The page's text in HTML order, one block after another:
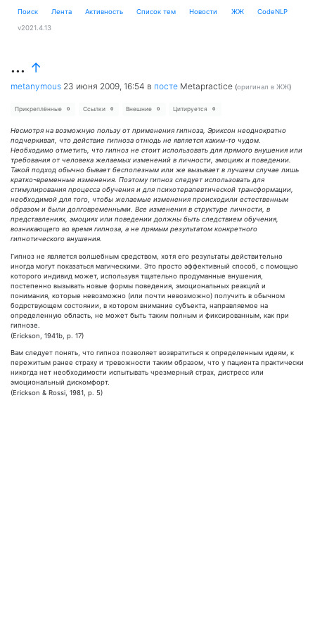
Поиск Лента Активность Cписок тем Новости ЖЖ CodeNLP
v2021.4.13
... ↑
metanymous 23 июня 2009, 16:54 в посте Metapractice (оригинал в ЖЖ)
Прикреплённые 0 Ссылки 0 Внешние 0 Цитируется 0
Несмотря на возможную пользу от применения гипноза, Эриксон неоднократно
подчеркивал, что действие гипноза отнюдь не является каким-то чудом.
Необходимо отметить, что гипноз не стоит использовать для прямого внушения или
требования от человека желаемых изменений в личности, эмоциях и поведении.
Такой подход обычно бывает бесполезным или же вызывает в лучшем случае лишь
кратко¬временные изменения. Поэтому гипноз следует использовать для
стимулирования процесса обучения и для психотерапевтической трансформации,
необходимой для того, чтобы желаемые изменения происходили естественным
образом и были долговременными. Все изменения в структуре личности, в
представлениях, эмоциях или поведении должны быть следствием обучения,
возникающего во время гипноза, а не прямым результатом конкретного
гипнотического внушения.
Гипноз не является волшебным средством, хотя его результаты действительно
иногда могут показаться магическими. Это просто эффективный способ, с помощью
которого индивид может, использувя тщательно продуманные внушения,
постепенно вызывать новые формы поведения, эмоциональных реакций и
понимания, которые невозможно (или почти невозможно) получить в обычном
бодрствующем состоянии, в котором внимание субъекта, направляемое на
определенную область, не может быть таким полным и фиксированным, как при
гипнозе.
(Erickson, 1941b, p. 17)
Вам следует понять, что гипноз позволяет возвратиться к определенным идеям, к
пережитым ранее страху и тревожности таким образом, что у пациента практически
никогда нет необходимости испытывать чрезмерный страх, дистресс или
эмоциональный дискомфорт.
(Erickson & Rossi, 1981, p. 5)